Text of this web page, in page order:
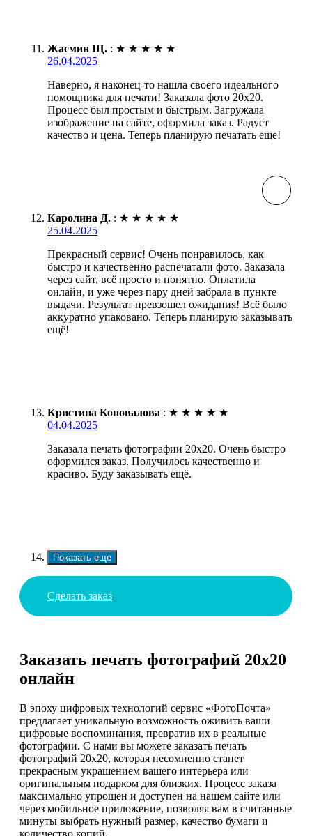
Жасмин Щ. : ★ ★ ★ ★ ★
26.04.2025
Наверно, я наконец-то нашла своего идеального
помощника для печати! Заказала фото 20х20.
Процесс был простым и быстрым. Загружала
изображение на сайте, оформила заказ. Радует
качество и цена. Теперь планирую печатать еще!
Каролина Д. : ★ ★ ★ ★ ★
25.04.2025
Прекрасный сервис! Очень понравилось, как
быстро и качественно распечатали фото. Заказала
через сайт, всё просто и понятно. Оплатила
онлайн, и уже через пару дней забрала в пункте
выдачи. Результат превзошел ожидания! Всё было
аккуратно упаковано. Теперь планирую заказывать
ещё!
Кристина Коновалова : ★ ★ ★ ★ ★
04.04.2025
Заказала печать фотографии 20х20. Очень быстро
оформился заказ. Получилось качественно и
красиво. Буду заказывать ещё.
Показать еще
Сделать заказ
Заказать печать фотографий 20х20
онлайн
В эпоху цифровых технологий сервис «ФотоПочта»
предлагает уникальную возможность оживить ваши
цифровые воспоминания, превратив их в реальные
фотографии. С нами вы можете заказать печать
фотографий 20х20, которая несомненно станет
прекрасным украшением вашего интерьера или
оригинальным подарком для близких. Процесс заказа
максимально упрощен и доступен на нашем сайте или
через мобильное приложение, позволяя вам в считанные
минуты выбрать нужный размер, качество бумаги и